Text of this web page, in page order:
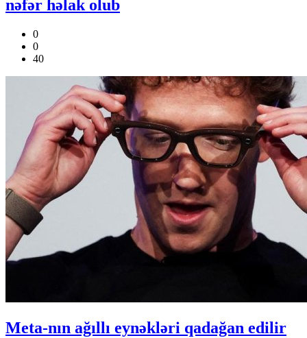
nəfər həlak olub
0
0
40
Meta-nın ağıllı eynəkləri qadağan edilir